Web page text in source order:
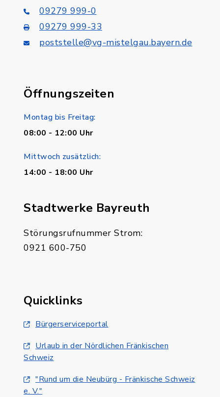
09279 999-0
09279 999-33
poststelle@vg-mistelgau.bayern.de
Öffnungszeiten
Montag bis Freitag:
08:00 - 12:00 Uhr
Mittwoch zusätzlich:
14:00 - 18:00 Uhr
Stadtwerke Bayreuth
Störungsrufnummer Strom:
0921 600-750
Quicklinks
Bürgerserviceportal
Urlaub in der Nördlichen Fränkischen
Schweiz
"Rund um die Neubürg - Fränkische Schweiz
e. V."